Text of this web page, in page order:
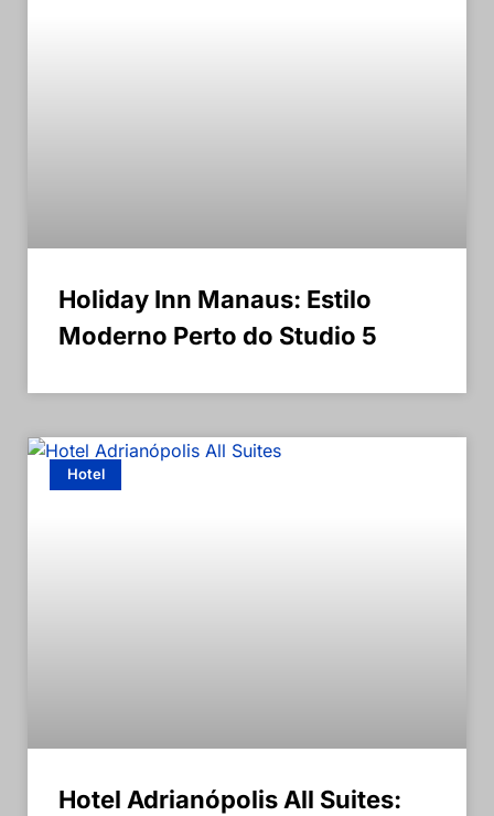
Holiday Inn Manaus: Estilo
Moderno Perto do Studio 5
Hotel
Hotel Adrianópolis All Suites: